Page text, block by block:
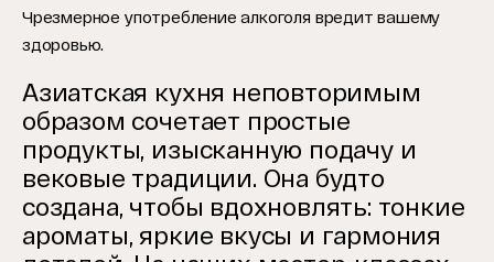
Чрезмерное употребление алкоголя вредит вашему
здоровью.
Азиатская кухня неповторимым
образом сочетает простые
продукты, изысканную подачу и
вековые традиции. Она будто
создана, чтобы вдохновлять: тонкие
ароматы, яркие вкусы и гармония